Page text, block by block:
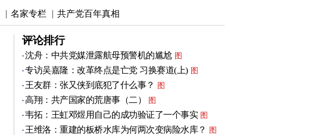
| 名家专栏 | 共产党百年真相
评论排行
沈舟：中共党媒泄露航母预警机的尴尬 图
专访吴嘉隆：改革终点是亡党 习换赛道(上) 图
王友群：张又侠到底犯了什么事？ 图
高翔：共产国家的荒唐事（二） 图
韦拓：王虹邓煜用自己的成功验证了一个事实 图
王维洛：重建的板桥水库为何两次变病险水库？ 图